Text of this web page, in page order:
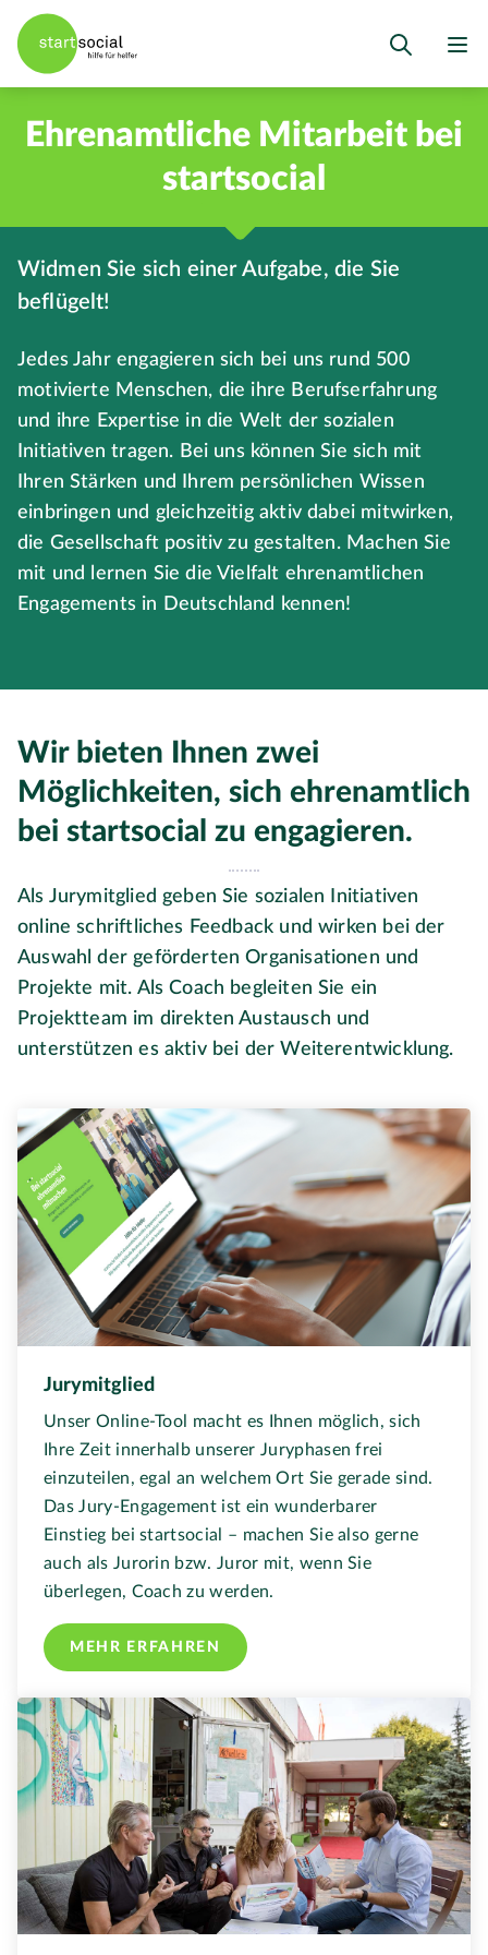
Ehrenamtliche Mitarbeit bei
startsocial
Widmen Sie sich einer Aufgabe, die Sie
beflügelt!
Jedes Jahr engagieren sich bei uns rund 500
motivierte Menschen, die ihre Berufserfahrung
und ihre Expertise in die Welt der sozialen
Initiativen tragen. Bei uns können Sie sich mit
Ihren Stärken und Ihrem persönlichen Wissen
einbringen und gleichzeitig aktiv dabei mitwirken,
die Gesellschaft positiv zu gestalten. Machen Sie
mit und lernen Sie die Vielfalt ehrenamtlichen
Engagements in Deutschland kennen!
Wir bieten Ihnen zwei
Möglichkeiten, sich ehrenamtlich
bei startsocial zu engagieren.
Als Jurymitglied geben Sie sozialen Initiativen
online schriftliches Feedback und wirken bei der
Auswahl der geförderten Organisationen und
Projekte mit. Als Coach begleiten Sie ein
Projektteam im direkten Austausch und
unterstützen es aktiv bei der Weiterentwicklung.
Jurymitglied
Unser Online-Tool macht es Ihnen möglich, sich
Ihre Zeit innerhalb unserer Juryphasen frei
einzuteilen, egal an welchem Ort Sie gerade sind.
Das Jury-Engagement ist ein wunderbarer
Einstieg bei startsocial – machen Sie also gerne
auch als Jurorin bzw. Juror mit, wenn Sie
überlegen, Coach zu werden.
MEHR ERFAHREN